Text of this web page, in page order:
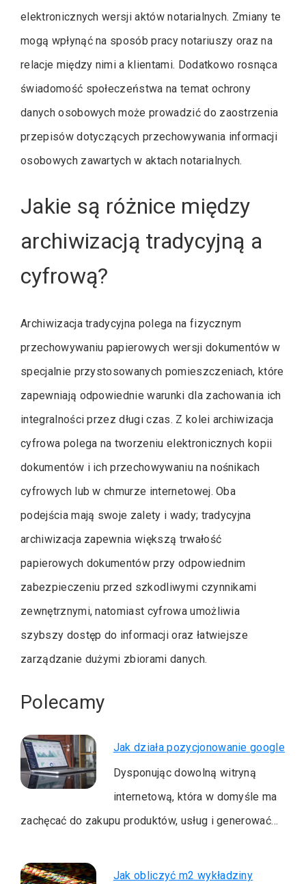
elektronicznych wersji aktów notarialnych. Zmiany te
mogą wpłynąć na sposób pracy notariuszy oraz na
relacje między nimi a klientami. Dodatkowo rosnąca
świadomość społeczeństwa na temat ochrony
danych osobowych może prowadzić do zaostrzenia
przepisów dotyczących przechowywania informacji
osobowych zawartych w aktach notarialnych.
Jakie są różnice między
archiwizacją tradycyjną a
cyfrową?
Archiwizacja tradycyjna polega na fizycznym
przechowywaniu papierowych wersji dokumentów w
specjalnie przystosowanych pomieszczeniach, które
zapewniają odpowiednie warunki dla zachowania ich
integralności przez długi czas. Z kolei archiwizacja
cyfrowa polega na tworzeniu elektronicznych kopii
dokumentów i ich przechowywaniu na nośnikach
cyfrowych lub w chmurze internetowej. Oba
podejścia mają swoje zalety i wady; tradycyjna
archiwizacja zapewnia większą trwałość
papierowych dokumentów przy odpowiednim
zabezpieczeniu przed szkodliwymi czynnikami
zewnętrznymi, natomiast cyfrowa umożliwia
szybszy dostęp do informacji oraz łatwiejsze
zarządzanie dużymi zbiorami danych.
Polecamy
Jak działa pozycjonowanie google
Dysponując dowolną witryną
internetową, która w domyśle ma
zachęcać do zakupu produktów, usług i generować…
Jak obliczyć m2 wykładziny